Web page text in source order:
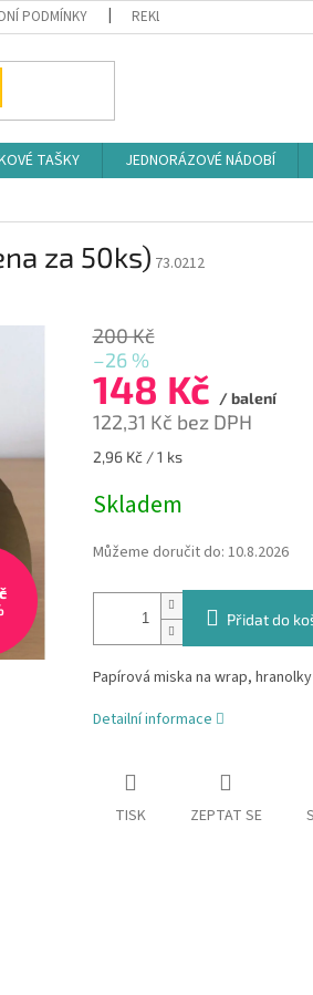
PODMÍNKY REKLAMAČNÍ ŘÁD
TAŠKY JEDNORÁZOVÉ NÁDOBÍ
za 50ks) 73.0212
200 Kč
–26 %
148 Kč / balení
122,31 Kč bez DPH
Měrná
2,96 Kč / 1 ks
Skladem
Můžeme doručit do: 10.8.2026
Přidat do
Papírová miska na wrap,
Detailní informace
TISK ZEPTAT SE